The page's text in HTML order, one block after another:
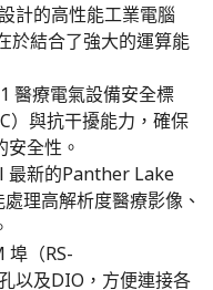
計的高性能工業電腦
於結合了強大的運算能
醫療電氣設備安全標
）與抗干擾能力，確保
全性。
最新的Panther Lake
理高解析度醫療影像、
埠（RS-
以及DIO，方便連接各